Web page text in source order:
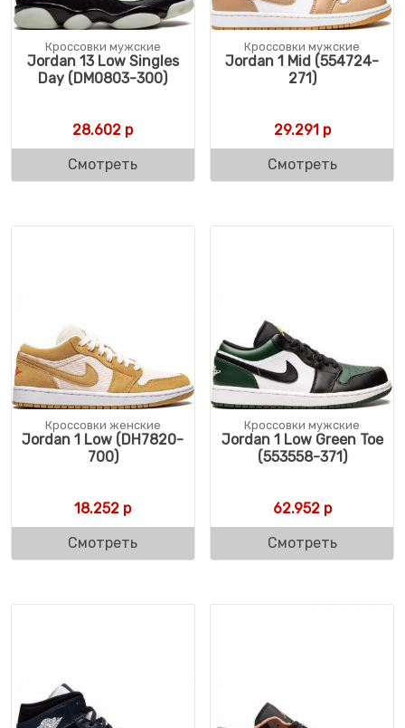
Кроссовки мужские
Jordan 13 Low Singles
Day (DM0803-300)
28.602 р
Смотреть
Кроссовки мужские
Jordan 1 Mid (554724-
271)
29.291 р
Смотреть
Кроссовки женские
Jordan 1 Low (DH7820-
700)
18.252 р
Смотреть
Кроссовки мужские
Jordan 1 Low Green Toe
(553558-371)
62.952р
Смотреть